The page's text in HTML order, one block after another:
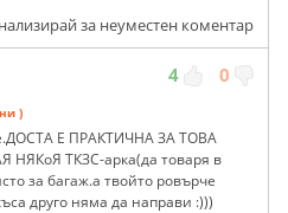
за неуместен коментар
4 0
)
Е ПРАКТИЧНА ЗА ТОВА
ТКЗС-арка(да товаря в
за багаж.а твойто ровърче
друго няма да направи :)))